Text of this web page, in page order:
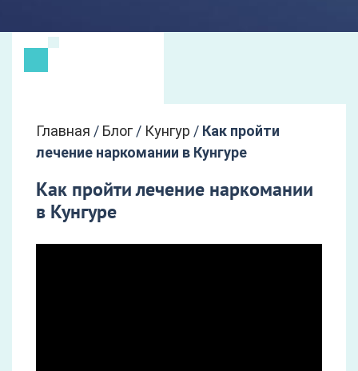
Главная / Блог / Кунгур / Как пройти
лечение наркомании в Кунгуре
Как пройти лечение наркомании
в Кунгуре